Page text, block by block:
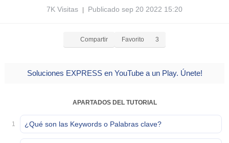
7K Visitas
Publicado sep 20 2022 15:20
Compartir Favorito 3
Soluciones EXPRESS en YouTube a un Play. Únete!
APARTADOS DEL TUTORIAL
1 ¿Qué son las Keywords o Palabras clave?